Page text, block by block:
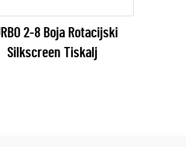
2-8 Boja Rotacijski
Silkscreen Tiskalj